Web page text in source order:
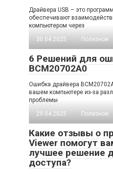
Драйвера USB – это
обеспечивают
компьютером через
30.04.2025
Полезное
6 Решений для
BCM20702A0
Ошибка драйвера
вашем компьютере из-за
проблемы
29.04.2025
Полезное
Какие отзывы о
Viewer помогут
лучшее решение
доступа?